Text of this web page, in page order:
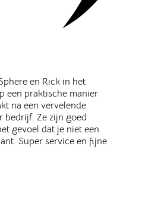
en Rick in het
een praktische manier
na een vervelende
bedrijf. Ze zijn goed
gevoel dat je niet een
Super service en fijne